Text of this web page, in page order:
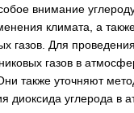
внимание
климата, а
газов. Для
газов в
также уточняют
диоксида углерода в